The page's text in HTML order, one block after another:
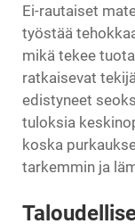
Ei-rautaiset
työstää
mikä tekee
ratkaisevat
edistyneet
tuloksia
koska
tarkemmin ja